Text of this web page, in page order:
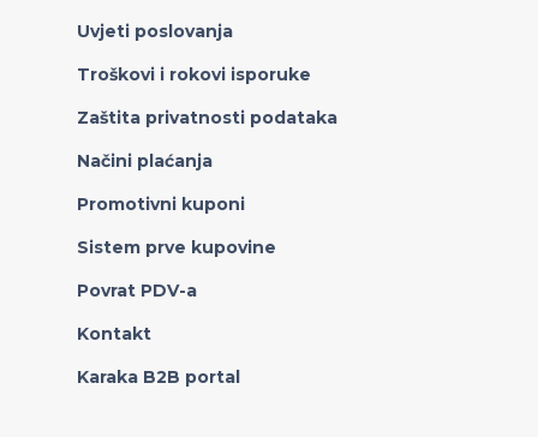
Uvjeti poslovanja
Troškovi i rokovi isporuke
Zaštita privatnosti podataka
Načini plaćanja
Promotivni kuponi
Sistem prve kupovine
Povrat PDV-a
Kontakt
Karaka B2B portal